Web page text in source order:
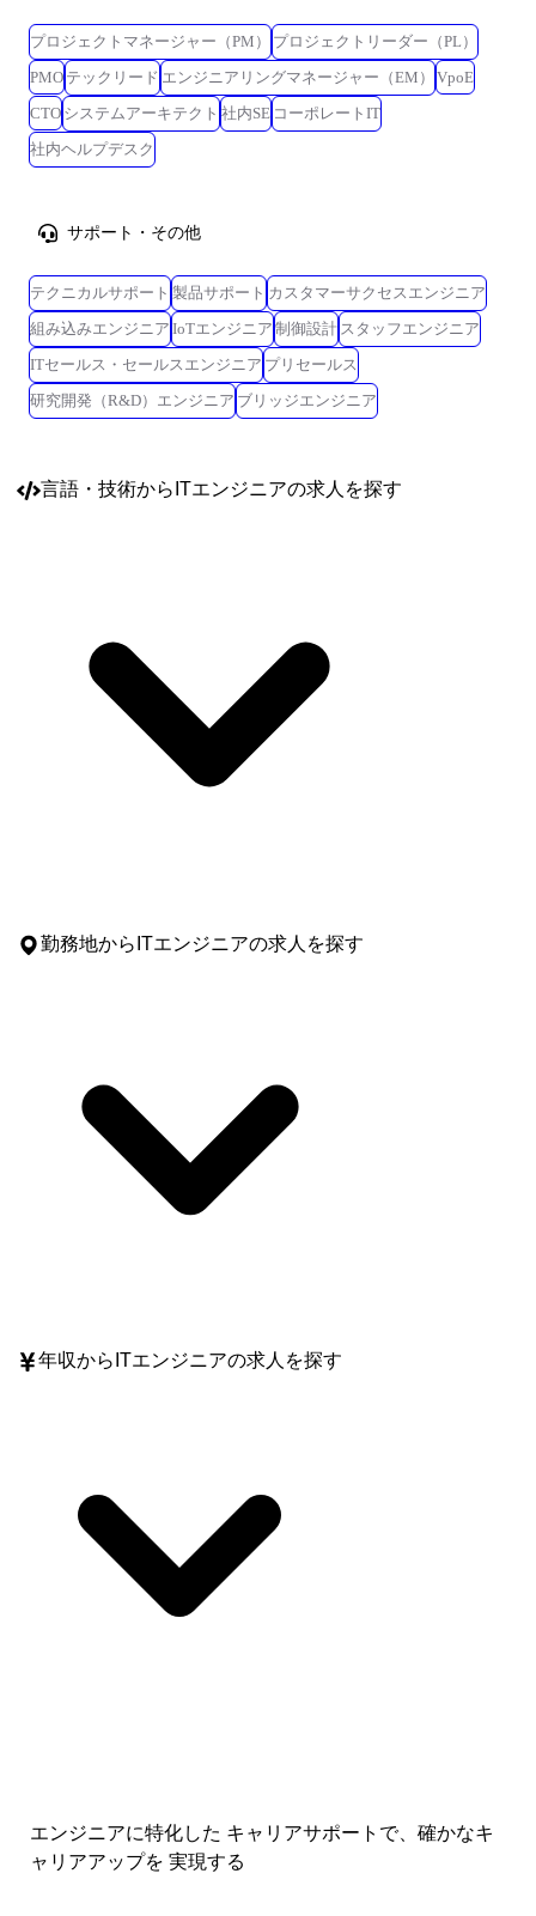
プロジェクトマネージャー（PM）
プロジェクトリーダー（PL）
PMO テックリード エンジニアリングマネージャー（EM）
VpoE
CTO システムアーキテクト 社内SE コーポレートIT
社内ヘルプデスク
サポート・その他
テクニカルサポート 製品サポート カスタマーサクセスエンジニア
組み込みエンジニア IoTエンジニア 制御設計 スタッフエンジニア
ITセールス・セールスエンジニア プリセールス
研究開発（R&D）エンジニア ブリッジエンジニア
言語・技術からITエンジニアの求人を探す
勤務地からITエンジニアの求人を探す
年収からITエンジニアの求人を探す
エンジニアに特化した キャリアサポートで、 確かなキ
ャリアアップを 実現する